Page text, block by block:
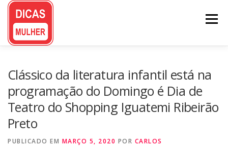
Pular
conteúdo
Menu
Clássico da literatura infantil está na
programação do Domingo é Dia de
Teatro do Shopping Iguatemi Ribeirão
Preto
PUBLICADO EM MARÇO 5, 2020 POR CARLOS